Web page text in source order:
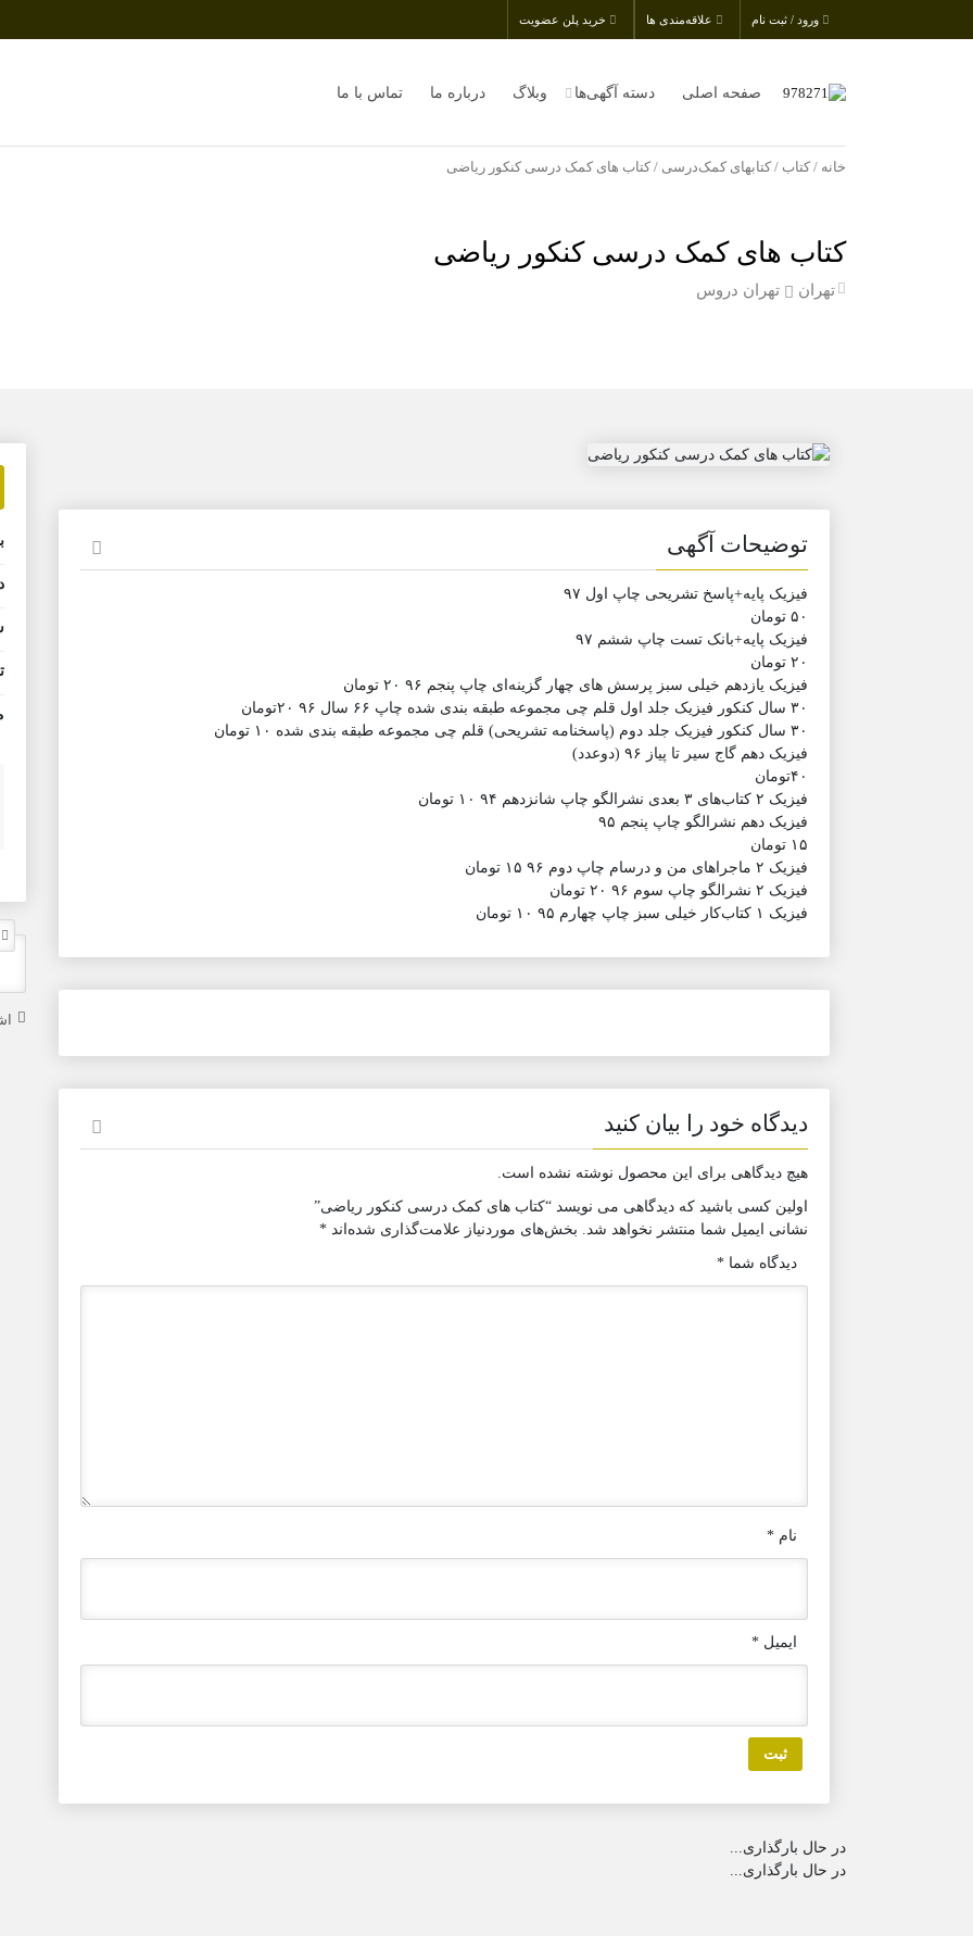
ورود / ثبت نام علاقه‌مندی ها خرید پلن عضویت
صفحه اصلی دسته آگهی‌ها وبلاگ درباره ما تماس با ما
خانه / کتاب / کتابهای کمک‌درسی / کتاب های کمک درسی کنکور ریاضی
کتاب های کمک درسی کنکور ریاضی
تهران تهران دروس
توضیحات آگهی
فیزیک پایه+پاسخ تشریحی چاپ اول ٩٧
۵٠ تومان
فیزیک پایه+بانک تست چاپ ششم ٩٧
٢٠ تومان
فیزیک یازدهم خیلی سبز پرسش های چهار گزینه‌ای چاپ پنجم ٩۶ ٢٠ تومان
٣٠ سال کنکور فیزیک جلد اول قلم چی مجموعه طبقه بندی شده چاپ ۶۶ سال ٩۶ ٢٠تومان
٣٠ سال کنکور فیزیک جلد دوم (پاسخنامه تشریحی) قلم چی مجموعه طبقه بندی شده ١٠ تومان
فیزیک دهم گاج سیر تا پیاز ٩۶ (دوعدد)
۴٠تومان
فیزیک ٢ کتاب‌های ٣ بعدی نشرالگو چاپ شانزدهم ٩۴ ١٠ تومان
فیزیک دهم نشرالگو چاپ پنجم ٩۵
١۵ تومان
فیزیک ٢ ماجراهای من و درسام چاپ دوم ٩۶ ١۵ تومان
فیزیک ٢ نشرالگو چاپ سوم ٩۶ ٢٠ تومان
فیزیک ١ کتاب‌کار خیلی سبز چاپ چهارم ٩۵ ١٠ تومان
دیدگاه خود را بیان کنید
هیچ دیدگاهی برای این محصول نوشته نشده است.
اولین کسی باشید که دیدگاهی می نویسد “کتاب های کمک درسی کنکور ریاضی”
نشانی ایمیل شما منتشر نخواهد شد.
بخش‌های موردنیاز علامت‌گذاری شده‌اند *
دیدگاه شما *
نام *
ایمیل *
در حال بارگذاری...
در حال بارگذاری...